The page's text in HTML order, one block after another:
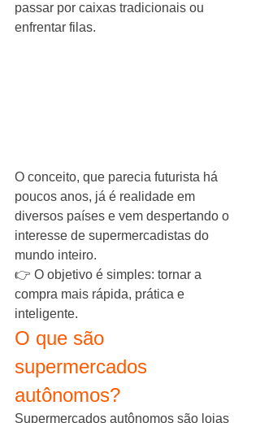
passar por caixas tradicionais ou
enfrentar filas.
O conceito, que parecia futurista há
poucos anos, já é realidade em
diversos países e vem despertando o
interesse de supermercadistas do
mundo inteiro.
👉 O objetivo é simples: tornar a
compra mais rápida, prática e
inteligente.
O que são
supermercados
autônomos?
Supermercados autônomos são lojas